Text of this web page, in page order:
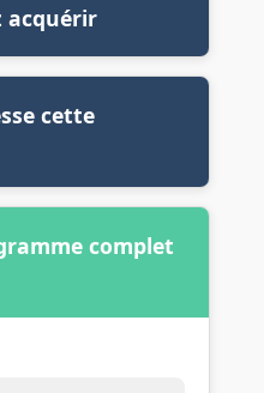
acquérir
cette
complet